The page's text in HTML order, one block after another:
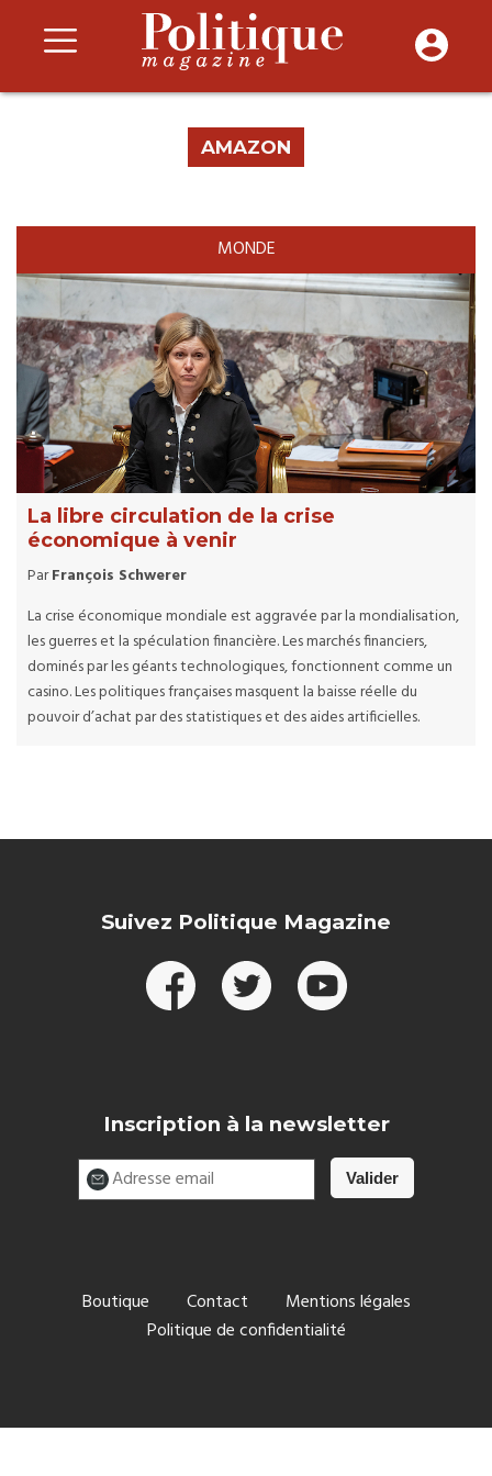
AMAZON
MONDE
La libre circulation de la crise
économique à venir
ParFrançois Schwerer
La crise économique mondiale est aggravée par la mondialisation,
les guerres et la spéculation financière. Les marchés financiers,
dominés par les géants technologiques, fonctionnent comme un
casino. Les politiques françaises masquent la baisse réelle du
pouvoir d’achat par des statistiques et des aides artificielles.
Suivez Politique Magazine
Inscription à la newsletter
Boutique Contact
Mentions légales
Politique de confidentialité